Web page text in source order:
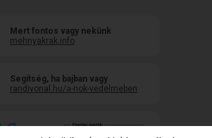
Mert fontos vagy nekünk
mehnyakrak.info
Segítség, ha bajban vagy
randivonal.hu/a-nok-vedelmeben